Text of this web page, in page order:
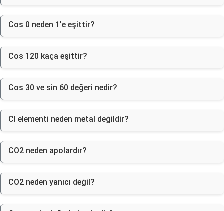
Cos 0 neden 1'e eşittir?
Cos 120 kaça eşittir?
Cos 30 ve sin 60 değeri nedir?
Cl elementi neden metal değildir?
CO2 neden apolardır?
CO2 neden yanıcı değil?